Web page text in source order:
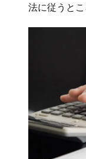
法に従うとこ